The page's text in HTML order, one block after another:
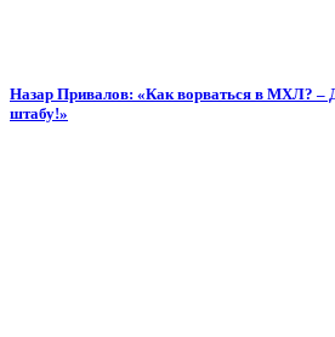
Назар Привалов: «Как ворваться в МХЛ? –
штабу!»